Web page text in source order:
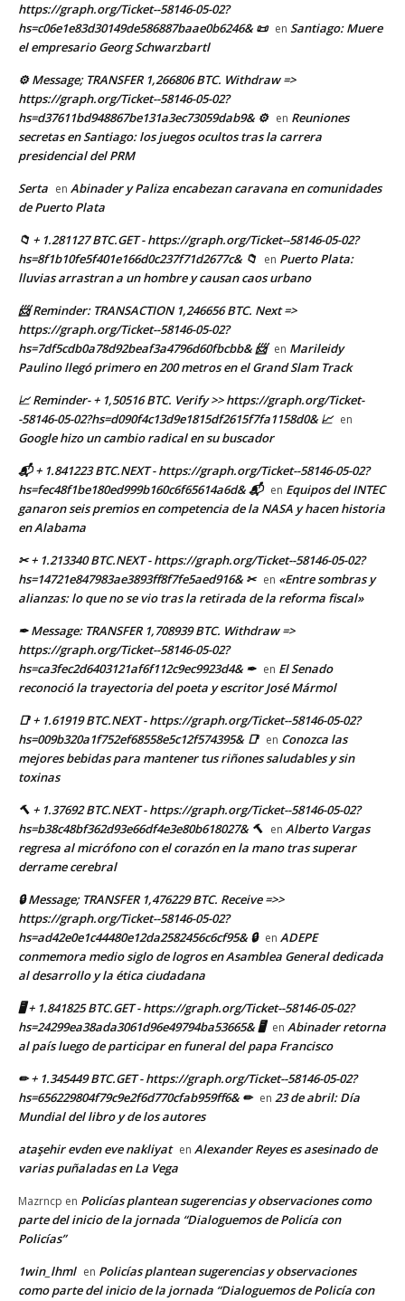
https://graph.org/Ticket--58146-05-02?
hs=c06e1e83d30149de586887baae0b6246& 📜 en Santiago: Muere
el empresario Georg Schwarzbartl
⚙ Message; TRANSFER 1,266806 BTC. Withdraw =>
https://graph.org/Ticket--58146-05-02?
hs=d37611bd948867be131a3ec73059dab9& ⚙ en Reuniones
secretas en Santiago: los juegos ocultos tras la carrera
presidencial del PRM
Serta en Abinader y Paliza encabezan caravana en comunidades
de Puerto Plata
📁 + 1.281127 BTC.GET - https://graph.org/Ticket--58146-05-02?
hs=8f1b10fe5f401e166d0c237f71d2677c& 📁 en Puerto Plata:
lluvias arrastran a un hombre y causan caos urbano
📨 Reminder: TRANSACTION 1,246656 BTC. Next =>
https://graph.org/Ticket--58146-05-02?
hs=7df5cdb0a78d92beaf3a4796d60fbcbb& 📨 en Marileidy
Paulino llegó primero en 200 metros en el Grand Slam Track
📈 Reminder- + 1,50516 BTC. Verify >> https://graph.org/Ticket-
-58146-05-02?hs=d090f4c13d9e1815df2615f7fa1158d0& 📈 en
Google hizo un cambio radical en su buscador
📬 + 1.841223 BTC.NEXT - https://graph.org/Ticket--58146-05-02?
hs=fec48f1be180ed999b160c6f65614a6d& 📬 en Equipos del INTEC
ganaron seis premios en competencia de la NASA y hacen historia
en Alabama
✂ + 1.213340 BTC.NEXT - https://graph.org/Ticket--58146-05-02?
hs=14721e847983ae3893ff8f7fe5aed916& ✂ en «Entre sombras y
alianzas: lo que no se vio tras la retirada de la reforma fiscal»
✒ Message: TRANSFER 1,708939 BTC. Withdraw =>
https://graph.org/Ticket--58146-05-02?
hs=ca3fec2d6403121af6f112c9ec9923d4& ✒ en El Senado
reconoció la trayectoria del poeta y escritor José Mármol
📑 + 1.61919 BTC.NEXT - https://graph.org/Ticket--58146-05-02?
hs=009b320a1f752ef68558e5c12f574395& 📑 en Conozca las
mejores bebidas para mantener tus riñones saludables y sin
toxinas
🔨 + 1.37692 BTC.NEXT - https://graph.org/Ticket--58146-05-02?
hs=b38c48bf362d93e66df4e3e80b618027& 🔨 en Alberto Vargas
regresa al micrófono con el corazón en la mano tras superar
derrame cerebral
🔒 Message; TRANSFER 1,476229 BTC. Receive =>>
https://graph.org/Ticket--58146-05-02?
hs=ad42e0e1c44480e12da2582456c6cf95& 🔒 en ADEPE
conmemora medio siglo de logros en Asamblea General dedicada
al desarrollo y la ética ciudadana
🖥 + 1.841825 BTC.GET - https://graph.org/Ticket--58146-05-02?
hs=24299ea38ada3061d96e49794ba53665& 🖥 en Abinader retorna
al país luego de participar en funeral del papa Francisco
✏ + 1.345449 BTC.GET - https://graph.org/Ticket--58146-05-02?
hs=656229804f79c9e2f6d770cfab959ff6& ✏ en 23 de abril: Día
Mundial del libro y de los autores
ataşehir evden eve nakliyat en Alexander Reyes es asesinado de
varias puñaladas en La Vega
Mazrncp en Policías plantean sugerencias y observaciones como
parte del inicio de la jornada “Dialoguemos de Policía con
Policías”
1win_lhml en Policías plantean sugerencias y observaciones
como parte del inicio de la jornada “Dialoguemos de Policía con